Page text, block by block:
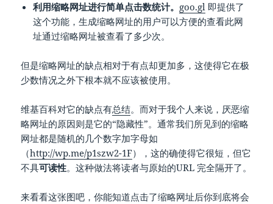
利用缩略网址进行简单点击数统计。 goo.gl 即提供了
这个功能，生成缩略网址的用户可以方便的查看此网
址通过缩略网址被查看了多少次。
但是缩略网址的缺点相对于有点却更加多，这使得它在极
少数情况之外下根本就不应该被使用。
维基百科对它的缺点有总结。而对于我个人来说，厌恶缩
略网址的原因则是它的“隐藏性”。通常我们所见到的缩略
网址都是随机的几个数字加字母如
（http://wp.me/p1szw2-1F），这的确使得它很短，但它
不具可读性。这种做法将读者与原始的URL 完全隔开了。
来看看这张图吧，你能知道点击了缩略网址后你到底将会